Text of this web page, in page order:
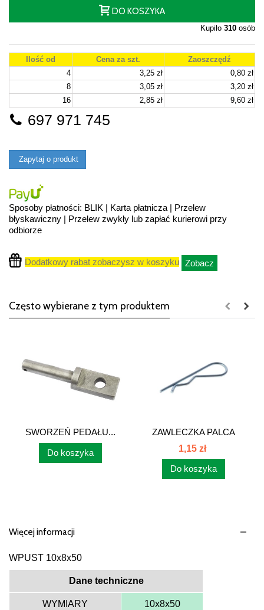
DO KOSZYKA
Kupiło 310 osób
Ilość od Cena za szt.
Zaoszczędź
4
3,25 zł
0,80 zł
8
3,05 zł
3,20 zł
16
2,85 zł 9,60 zł
697 971 745
Zapytaj o produkt
Sposoby płatności: BLIK | Karta płatnicza | Przelew
błyskawiczny | Przelew zwykły lub zapłać kurierowi przy
odbiorze
Dodatkowy rabat zobaczysz w koszyku Zobacz
Często wybierane z tym produktem
SWORZEŃ PEDAŁU...
Do koszyka
ZAWLECZKA PALCA
PODAJNIKA A86...
1,15 zł
Do koszyka
Więcej informacji
WPUST 10x8x50
Dane techniczne
WYMIARY 10x8x50